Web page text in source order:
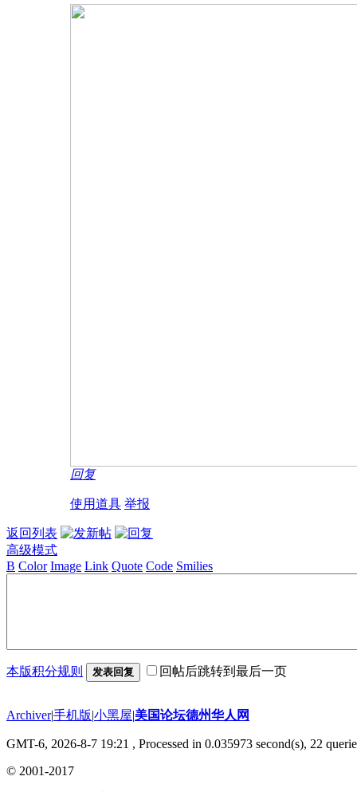
回复
使用道具 举报
返回列表
高级模式
B Color Image Link Quote Code Smilies
本版积分规则 发表回复 回帖后跳转到最后一页
Archiver|手机版|小黑屋|美国论坛德州华人网
GMT-6, 2026-8-7 19:21 , Processed in 0.035973 second(s), 22
© 2001-2017